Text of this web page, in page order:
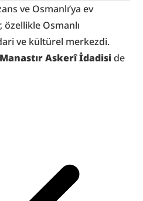
ve Osmanlı’ya ev
özellikle Osmanlı
ve kültürel merkezdi.
Manastır Askerî İdadisi de